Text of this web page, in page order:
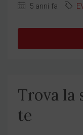
5 anni fa
Trova la
te